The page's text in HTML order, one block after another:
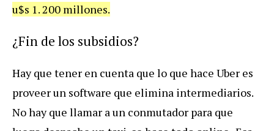
u$s 1. 200 millones.
¿Fin de los subsidios?
Hay que tener en cuenta que lo que hace Uber es
proveer un software que elimina intermediarios.
No hay que llamar a un conmutador para que